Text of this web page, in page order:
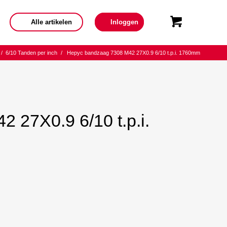
Alle artikelen Inloggen
/ 6/10 Tanden per inch / Hepyc bandzaag 7308 M42 27X0.9 6/10 t.p.i. 1760mm
27X0.9 6/10 t.p.i.